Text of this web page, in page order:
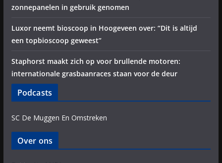
zonnepanelen in gebruik genomen
Luxor neemt bioscoop in Hoogeveen over: “Dit is altijd
een topbioscoop geweest”
Staphorst maakt zich op voor brullende motoren:
internationale grasbaanraces staan voor de deur
Podcasts
SC De Muggen En Omstreken
Over ons